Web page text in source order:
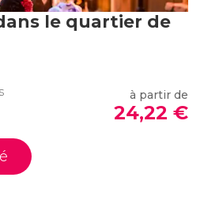
le quartier de
à partir de
24,22 €